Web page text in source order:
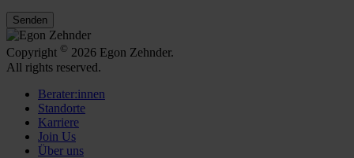
Senden
Copyright © 2026 Egon Zehnder.
All rights reserved.
Berater:innen
Standorte
Karriere
Join Us
Über uns